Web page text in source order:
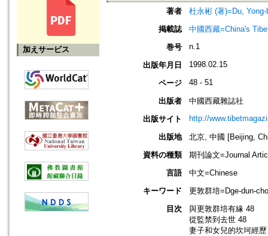
加えサービス
著者
杜永彬 (著)=Du,
掲載誌
中國西藏=China's
巻号
n.1
出版年月日 1998.02.15
ページ 48 - 51
出版者
中國西藏雜誌社
出版サイト
http://
出版地
北京, 中國 [Beijing,
資料の種類
期刊論文=Journal
言語
中文=Chinese
キーワード
更敦群培=Dge-dun-
目次
與更敦群培有緣 48
從監禁到去世 48
妻子和女兒的坎坷經